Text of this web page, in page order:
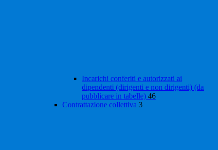
Incarichi conferiti e autorizzati ai
dipendenti (dirigenti e non dirigenti) (da
pubblicare in tabelle) 46
Contrattazione collettiva 3